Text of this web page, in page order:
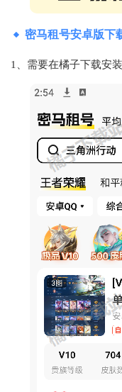
密马租号安卓版下
1、需要在橘子下载安